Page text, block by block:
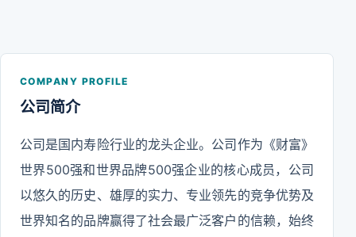
COMPANY PROFILE
公司简介
公司是国内寿险行业的龙头企业。公司作为《财富》
世界500强和世界品牌500强企业的核心成员，公司
以悠久的历史、雄厚的实力、专业领先的竞争优势及
世界知名的品牌赢得了社会最广泛客户的信赖，始终